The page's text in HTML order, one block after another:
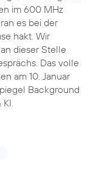
im 600 MHz
es bei der
hakt. Wir
dieser Stelle
Das volle
am 10. Januar
Background